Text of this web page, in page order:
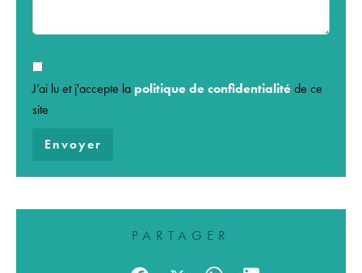
J’ai lu et j'accepte la politique de confidentialité de ce
site
Envoyer
PARTAGER